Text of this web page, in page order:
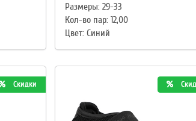
Размеры: 29-33
Кол-во пар: 12,00
Цвет: Синий
Скидки